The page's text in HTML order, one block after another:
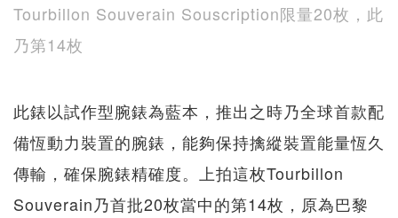
Tourbillon Souverain Souscription限量20枚，此
乃第14枚
此錶以試作型腕錶為藍本，推出之時乃全球首款配
備恆動力裝置的腕錶，能夠保持擒縱裝置能量恆久
傳輸，確保腕錶精確度。上拍這枚Tourbillon
Souverain乃首批20枚當中的第14枚，原為巴黎